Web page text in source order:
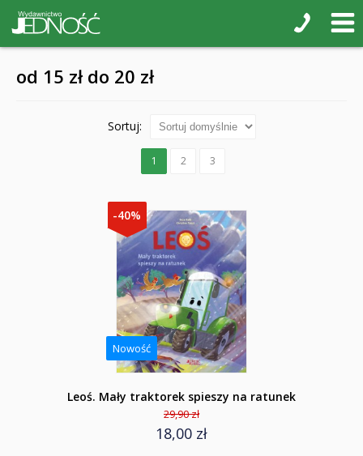
od 15 zł do 20 zł
Sortuj:
1 2 3
-40%
Nowość
Leoś. Mały traktorek spieszy na ratunek
29,90 zł
18,00 zł